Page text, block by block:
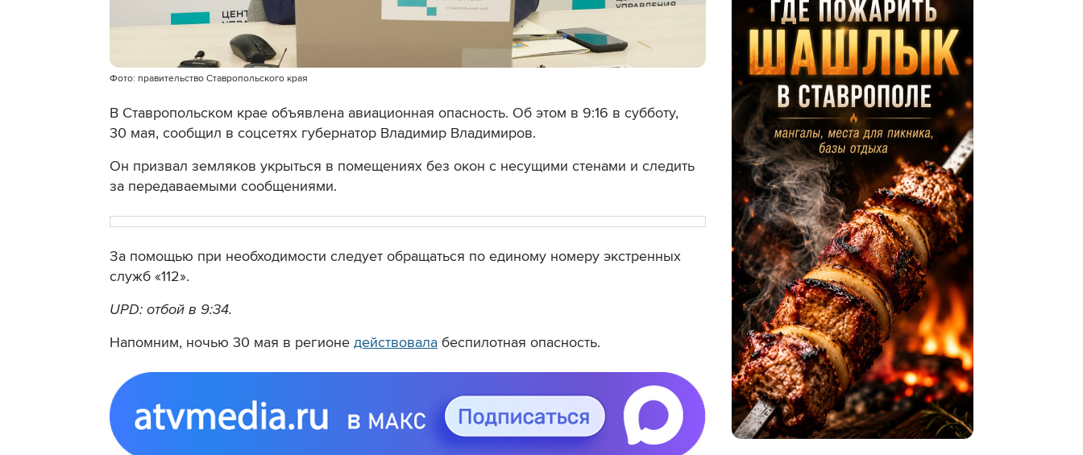
Фото: правительство Ставропольского края
В Ставропольском крае объявлена авиационная опасность. Об этом в 9:16 в субботу,
30 мая, сообщил в соцсетях губернатор Владимир Владимиров.
Он призвал земляков укрыться в помещениях без окон с несущими стенами и следить
за передаваемыми сообщениями.
За помощью при необходимости следует обращаться по единому номеру экстренных
служб «112».
UPD: отбой в 9:34.
Напомним, ночью 30 мая в регионе действовала беспилотная опасность.